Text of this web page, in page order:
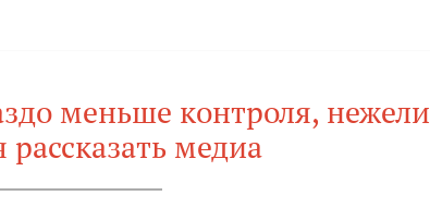
меньше контроля, нежели
медиа